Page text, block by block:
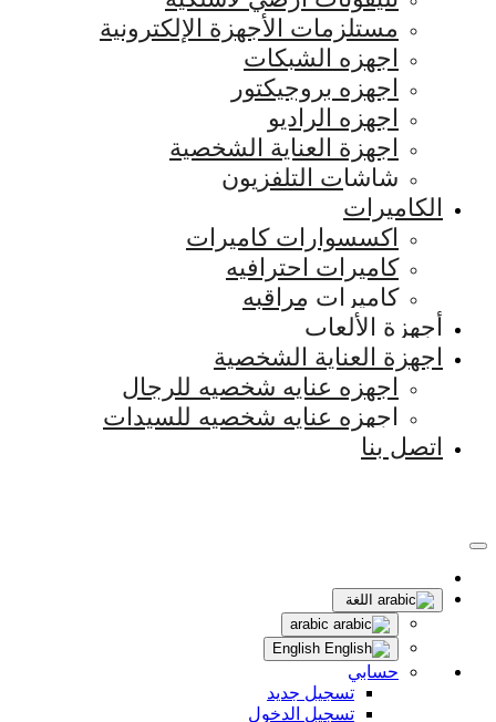
مستلزمات الأجهزة الإلكترونية
اجهزه الشبكات
اجهزه بروجيكتور
اجهزه الراديو
اجهزة العناية الشخصية
شاشات التلفزيون
الكاميرات
اكسسوارات كاميرات
كاميرات احترافيه
كاميرات مراقبه
أجهزة الألعاب
اجهزة العناية الشخصية
اجهزه عنايه شخصيه للرجال
اجهزه عنايه شخصيه للسيدات
اتصل بنا
اللغة
حسابي
تسجيل جديد
تسجيل الدخول